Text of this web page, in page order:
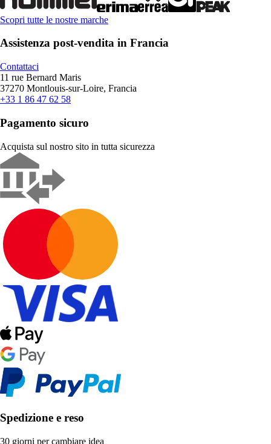
Scopri tutte le nostre marche
Assistenza post-vendita in Francia
Contattaci
11 rue Bernard Maris
37270 Montlouis-sur-Loire, Francia
+33 1 86 47 62 58
Pagamento sicuro
Acquista sul nostro sito in tutta sicurezza
Spedizione e reso
30 giorni per cambiare idea